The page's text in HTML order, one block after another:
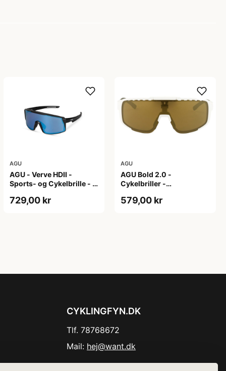
AGU
AGU - Verve HDII -
Sports- og Cykelbrille - 3
729,00 kr
AGU
AGU Bold 2.0 -
Cykelbriller -
579,00 kr
CYKLINGFYN.DK
Tlf. 78768672
Mail: hej@want.dk